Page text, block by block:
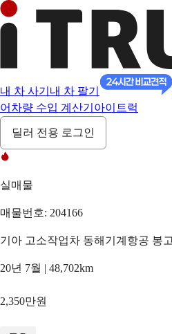
내 차 사기 내 차 팔기
어 차량 수입 계산기 아이트럭
딜러 전용 로그인
실매물
매물번호: 204166
기아 고소작업차 동해기계항공 봉
20년 7월 | 48,702km
2,350만원